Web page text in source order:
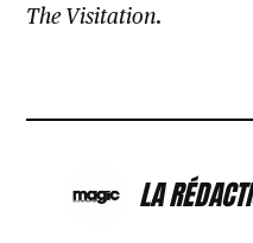
The Visitation.
LA